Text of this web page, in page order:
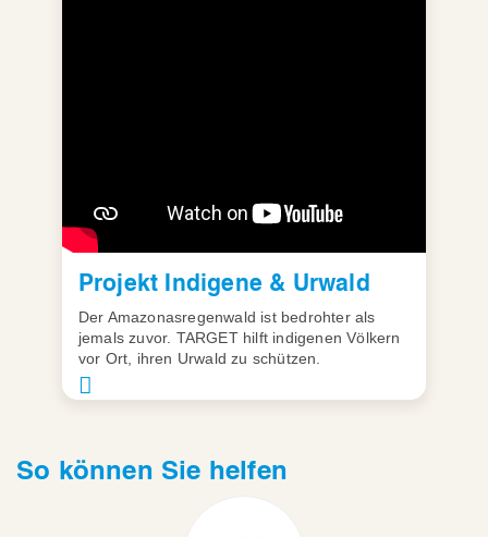
Projekt Indigene & Urwald
Der Amazonasregenwald ist bedrohter als
jemals zuvor. TARGET hilft indigenen Völkern
vor Ort, ihren Urwald zu schützen.
So können Sie helfen